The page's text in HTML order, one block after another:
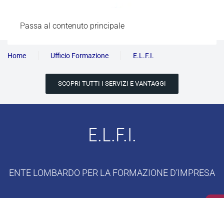
Passa al contenuto principale
Home Ufficio Formazione E.L.F.I.
SCOPRI TUTTI I SERVIZI E VANTAGGI
E.L.F.I.
ENTE LOMBARDO PER LA FORMAZIONE D’IMPRESA